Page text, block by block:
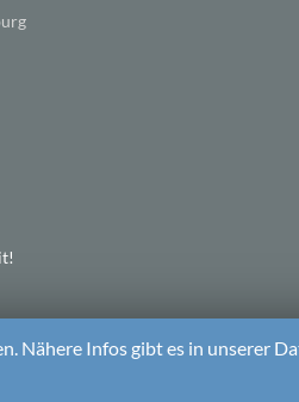
Nähere Infos gibt es in unserer